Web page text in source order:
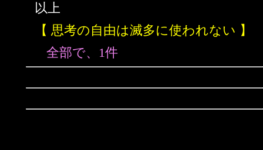
以上
【 思考の自由は滅多に使われない 】
全部で、1件